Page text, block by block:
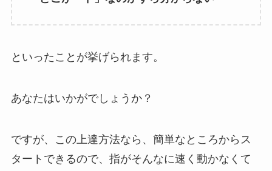
といったことが挙げられます。
あなたはいかがでしょうか？
ですが、この上達方法なら、簡単なところからス
タートできるので、指がそんなに速く動かなくて